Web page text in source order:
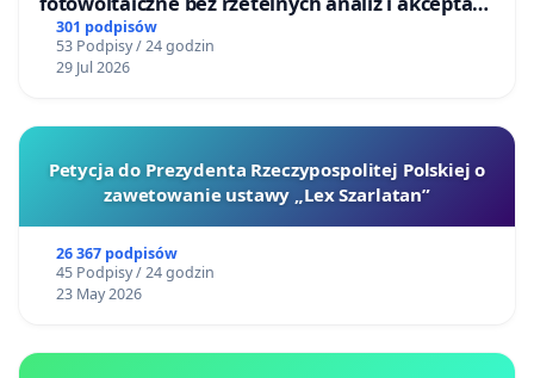
mieszkańców
301 podpisów
53 Podpisy / 24 godzin
29 Jul 2026
Petycja do Prezydenta Rzeczypospolitej Polskiej o
zawetowanie ustawy „Lex Szarlatan”
26 367 podpisów
45 Podpisy / 24 godzin
23 May 2026